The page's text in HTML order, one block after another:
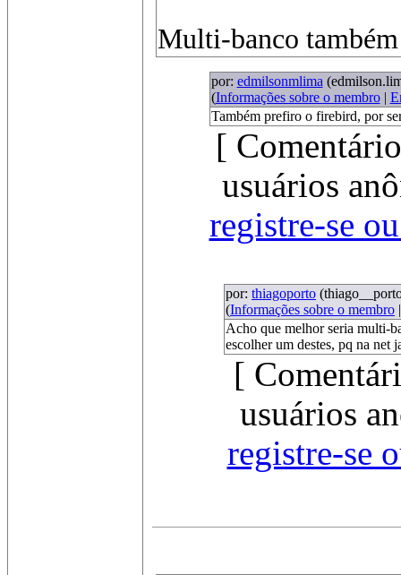
Multi-banco
por: edmilsonmlima
(Informações sobre o membro|
Também prefiro o firebird, por
[
usuários
registre-se
por: thiagoporto
(Informações sobre o membro
Acho que melhor seria multi-
escolher um destes, pq na net
[
usuários
registre-se